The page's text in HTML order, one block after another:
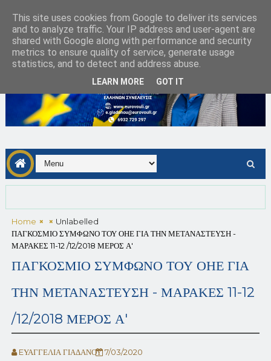
Home
Unlabelled
ΠΑΓΚΟΣΜΙΟ ΣΥΜΦΩΝΟ ΤΟΥ ΟΗΕ ΓΙΑ ΤΗΝ ΜΕΤΑΝΑΣΤΕΥΣΗ -
ΜΑΡΑΚΕΣ 11-12 /12/2018 ΜΕΡΟΣ Α'
ΠΑΓΚΟΣΜΙΟ ΣΥΜΦΩΝΟ ΤΟΥ ΟΗΕ ΓΙΑ
ΤΗΝ ΜΕΤΑΝΑΣΤΕΥΣΗ - ΜΑΡΑΚΕΣ 11-12
/12/2018 ΜΕΡΟΣ Α'
EΥΑΓΓΕΛΙΑ ΓΙΑΔΑΝΟΥ 7/03/2020
This site uses cookies from Google to deliver its services
and to analyze traffic. Your IP address and user-agent are
shared with Google along with performance and security
metrics to ensure quality of service, generate usage
statistics, and to detect and address abuse.
LEARN MORE GOT IT